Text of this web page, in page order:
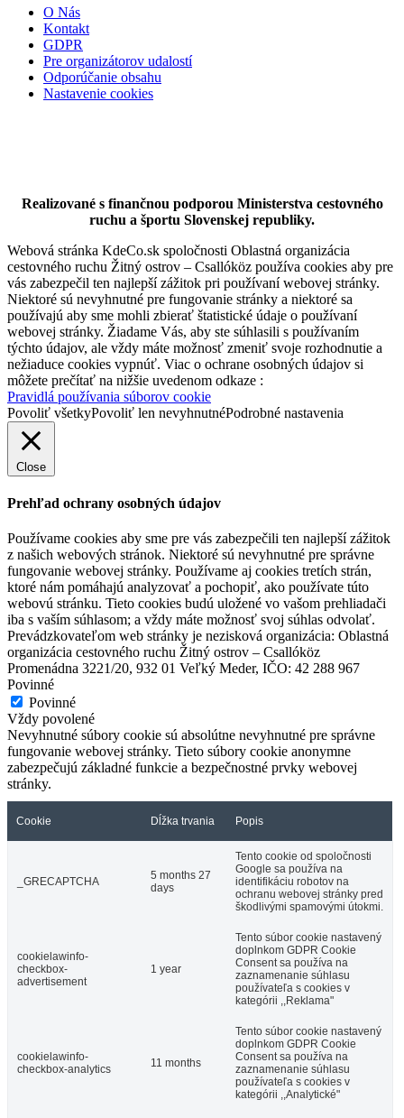
Dunajská Streda
Bar, pub a piváreň
O Nás
Kontakt
GDPR
Pre organizátorov udalostí
Odporúčanie obsahu
Nastavenie cookies
Realizované s finančnou podporou Ministerstva cestovného
ruchu a športu Slovenskej republiky.
Webová stránka KdeCo.sk spoločnosti Oblastná organizácia
cestovného ruchu Žitný ostrov – Csallóköz používa cookies aby pre
vás zabezpečil ten najlepší zážitok pri používaní webovej stránky.
Niektoré sú nevyhnutné pre fungovanie stránky a niektoré sa
používajú aby sme mohli zbierať štatistické údaje o používaní
webovej stránky. Žiadame Vás, aby ste súhlasili s používaním
týchto údajov, ale vždy máte možnosť zmeniť svoje rozhodnutie a
nežiaduce cookies vypnúť. Viac o ochrane osobných údajov si
môžete prečítať na nižšie uvedenom odkaze :
Pravidlá používania súborov cookie
Povoliť všetkyPovoliť len nevyhnutnéPodrobné nastavenia
Close
Prehľad ochrany osobných údajov
Používame cookies aby sme pre vás zabezpečili ten najlepší zážitok
z našich webových stránok. Niektoré sú nevyhnutné pre správne
fungovanie webovej stránky. Používame aj cookies tretích strán,
ktoré nám pomáhajú analyzovať a pochopiť, ako používate túto
webovú stránku. Tieto cookies budú uložené vo vašom prehliadači
iba s vaším súhlasom; a vždy máte možnosť svoj súhlas odvolať.
Prevádzkovateľom web stránky je nezisková organizácia: Oblastná
organizácia cestovného ruchu Žitný ostrov – Csallóköz
Promenádna 3221/20, 932 01 Veľký Meder, IČO: 42 288 967
Povinné
Povinné
Vždy povolené
Nevyhnutné súbory cookie sú absolútne nevyhnutné pre správne
fungovanie webovej stránky. Tieto súbory cookie anonymne
zabezpečujú základné funkcie a bezpečnostné prvky webovej
stránky.
Cookie Dĺžka trvania Popis
_GRECAPTCHA
5 months 27
days
Tento cookie od spoločnosti
Google sa používa na
identifikáciu robotov na
ochranu webovej stránky pred
škodlivými spamovými útokmi.
cookielawinfo-
checkbox-
advertisement
1 year
Tento súbor cookie nastavený
doplnkom GDPR Cookie
Consent sa používa na
zaznamenanie súhlasu
používateľa s cookies v
kategórii ,,Reklama"
cookielawinfo-
checkbox-analytics
11 months
Tento súbor cookie nastavený
doplnkom GDPR Cookie
Consent sa používa na
zaznamenanie súhlasu
používateľa s cookies v
kategórii ,,Analytické"